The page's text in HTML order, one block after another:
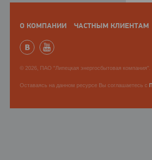
О КОМПАНИИ ЧАСТНЫМ КЛИЕНТАМ
© 2026, ПАО "Липецкая энергосбытовая компания".
Оставаясь на данном ресурсе Вы соглашаетесь с